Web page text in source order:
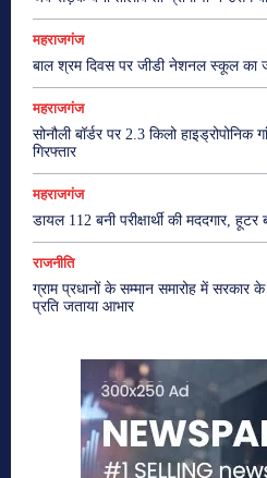
महराजगंज
बाल श्रम दिवस पर जीडी नेशनल स्कूल का
महराजगंज
सोनौली बॉर्डर पर 2.3 किलो
गिरफ्तार
महराजगंज
डायल 112 बनी परीक्षार्थी की मददगार,
राजनीति
ग्राम प्रधानों के सम्मान समारोह में सरकार
प्रति जताया आभार